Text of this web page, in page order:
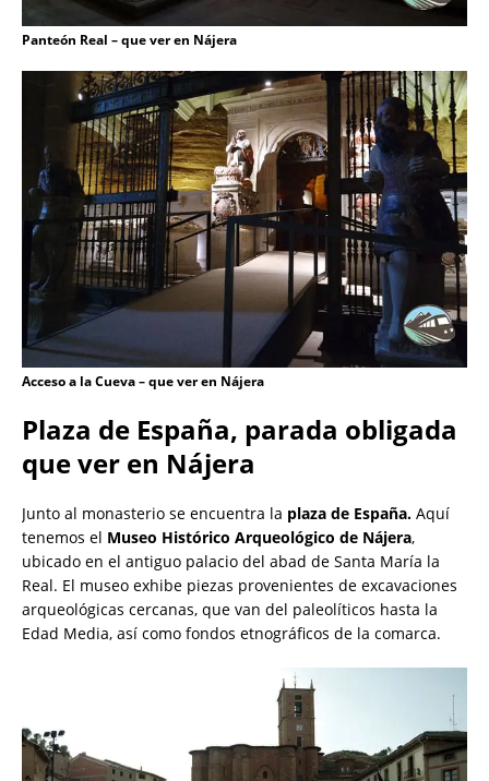
Panteón Real – que ver en Nájera
Acceso a la Cueva – que ver en Nájera
Plaza de España, parada obligada
que ver en Nájera
Junto al monasterio se encuentra la plaza de España. Aquí
tenemos el Museo Histórico Arqueológico de Nájera,
ubicado en el antiguo palacio del abad de Santa María la
Real. El museo exhibe piezas provenientes de excavaciones
arqueológicas cercanas, que van del paleolíticos hasta la
Edad Media, así como fondos etnográficos de la comarca.